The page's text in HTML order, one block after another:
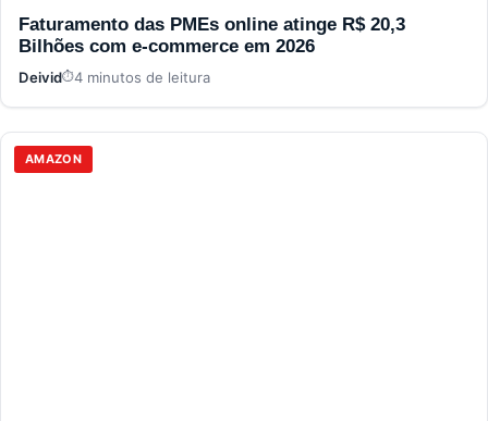
Faturamento das PMEs online atinge R$ 20,3
Bilhões com e-commerce em 2026
Deivid 4 minutos de leitura
AMAZON